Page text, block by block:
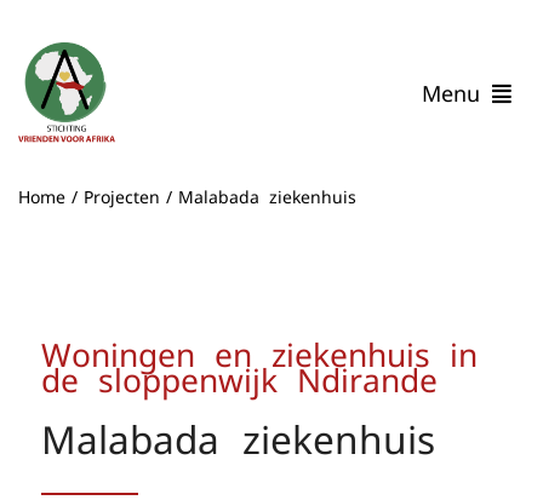
naar
inhoud
Menu
Wie zijn wij
Contact
Home Projecten Malabada ziekenhuis
Woningen en ziekenhuis in
de sloppenwijk Ndirande
Malabada ziekenhuis